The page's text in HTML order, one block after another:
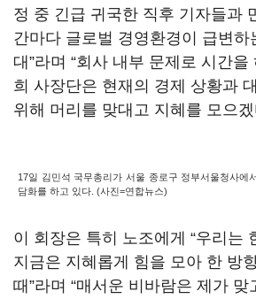
정 중 긴급 귀국한 직후 기자들과
간마다 글로벌 경영환경이 급변하
대”라며 “회사 내부 문제로 시간을
희 사장단은 현재의 경제 상황과
위해 머리를 맞대고 지혜를 모으
17일 김민석 국무총리가 서울 종로구 정부서울청사에
담화를 하고 있다. (사진=연합뉴스)
이 회장은 특히 노조에게 “우리는
지금은 지혜롭게 힘을 모아 한 방
때”라며 “매서운 비바람은 제가